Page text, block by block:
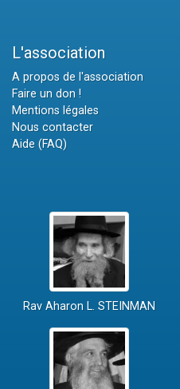
L'association
A propos de l'association
Faire un don !
Mentions légales
Nous contacter
Aide (FAQ)
Rav Aharon L. STEINMAN